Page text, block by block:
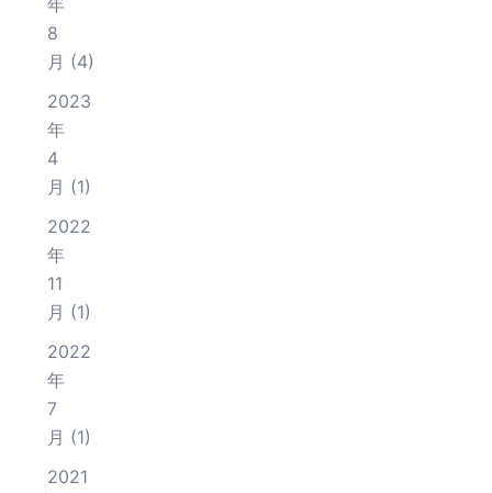
年
8
月 (4)
2023
年
4
月 (1)
2022
年
11
月 (1)
2022
年
7
月 (1)
2021